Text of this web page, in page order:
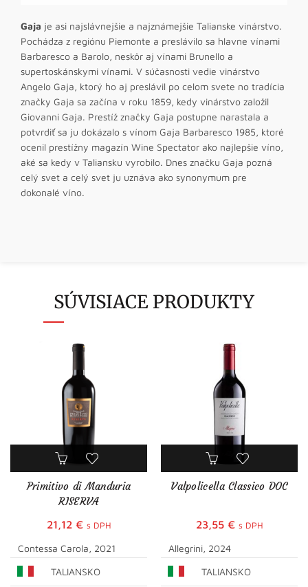
Gaja je asi najslávnejšie a najznámejšie Talianske vinárstvo.
Pochádza z regiónu Piemonte a preslávilo sa hlavne vínami
Barbaresco a Barolo, neskôr aj vínami Brunello a
supertoskánskymi vínami. V súčasnosti vedie vinárstvo
Angelo Gaja, ktorý ho aj preslávil po celom svete no tradícia
značky Gaja sa začína v roku 1859, kedy vinárstvo založil
Giovanni Gaja. Prestíž značky Gaja postupne narastala a
potvrdiť sa ju dokázalo s vínom Gaja Barbaresco 1985, ktoré
ocenil prestížny magazín Wine Spectator ako najlepšie víno,
aké sa kedy v Taliansku vyrobilo. Dnes značku Gaja pozná
celý svet a celý svet ju uznáva ako synonymum pre
dokonalé víno.
SÚVISIACE PRODUKTY
Primitivo di Manduria
RISERVA
21,12 € s DPH
Contessa Carola, 2021
TALIANSKO
Valpolicella Classico DOC
23,55 € s DPH
Allegrini, 2024
TALIANSKO